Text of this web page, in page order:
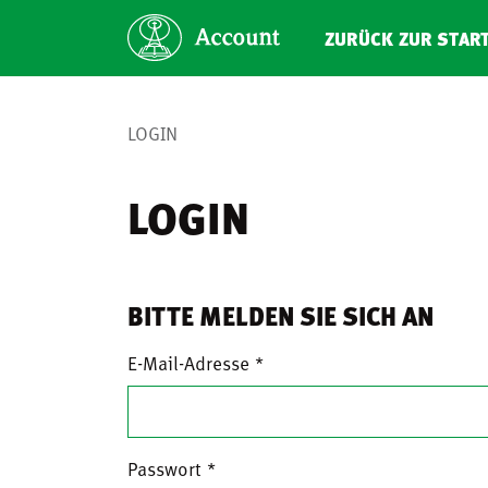
ZURÜCK ZUR
LOGIN
LOGIN
BITTE MELDEN SIE SICH AN
E-Mail-Adresse
Passwort